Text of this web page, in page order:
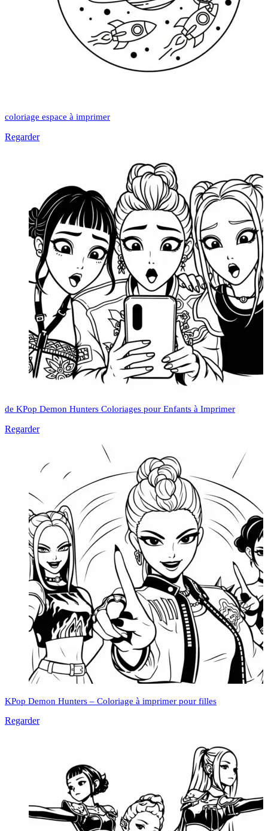
coloriage espace à imprimer
Regarder
de KPop Demon Hunters Coloriages pour Enfants à Imprimer
Regarder
KPop Demon Hunters – Coloriage à imprimer pour filles
Regarder